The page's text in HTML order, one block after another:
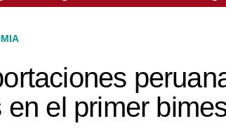
en el primer